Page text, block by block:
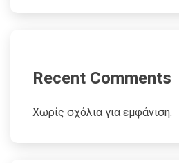
Recent Comments
Χωρίς σχόλια για εμφάνιση.